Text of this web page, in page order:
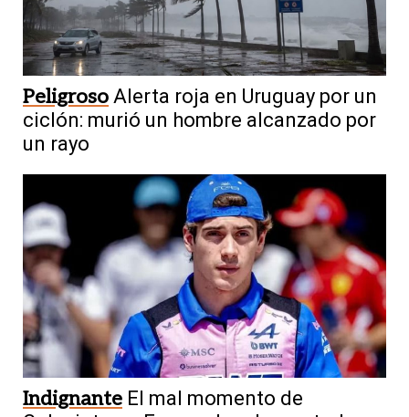
Peligroso Alerta roja en Uruguay por un
ciclón: murió un hombre alcanzado por
un rayo
Indignante El mal momento de